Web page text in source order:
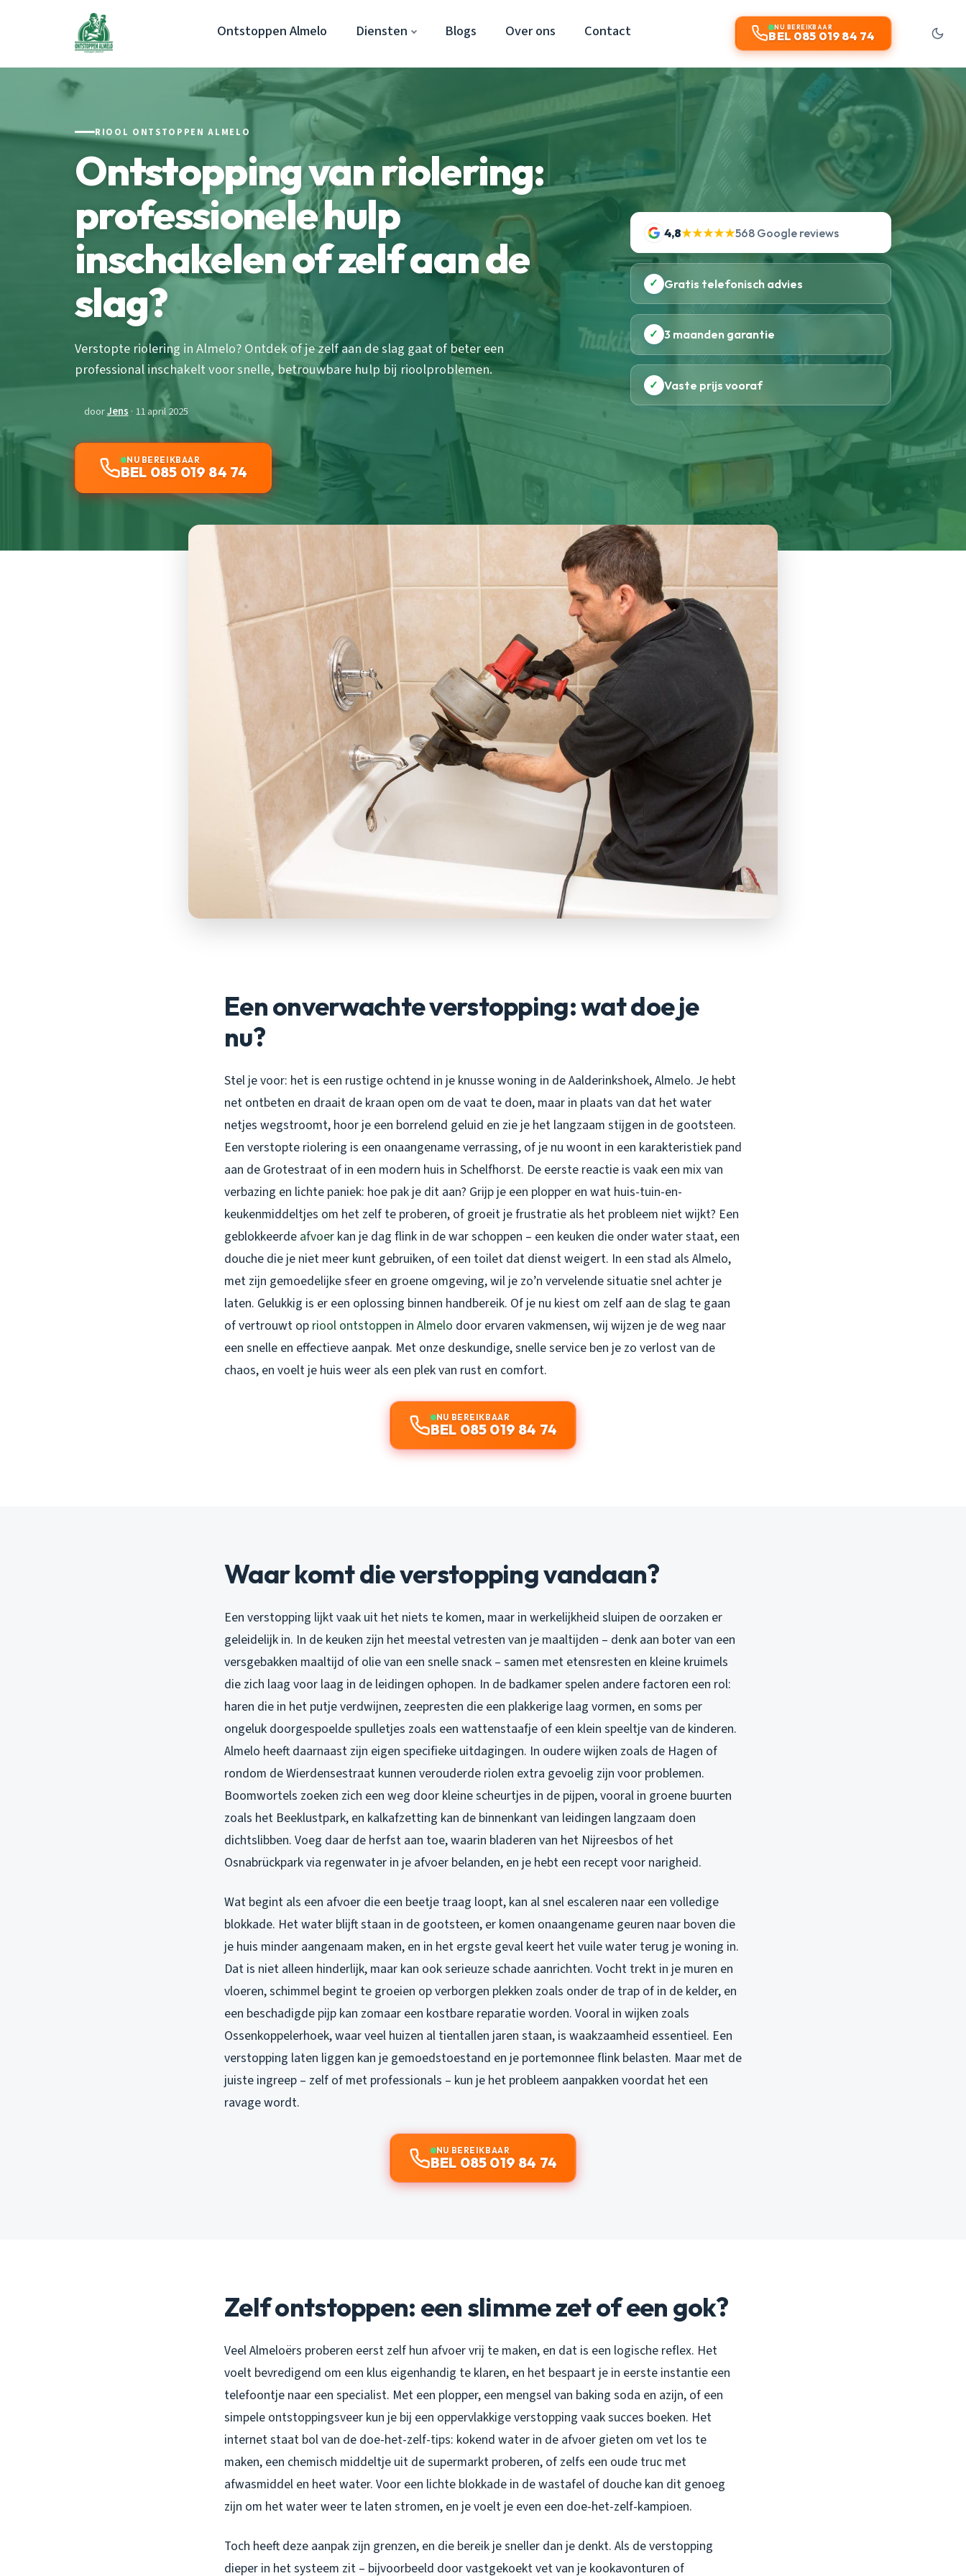
Ontstoppen Almelo Diensten Blogs Over ons Contact NU BEREIKBAAR
BEL 085 019 84 74
RIOOL ONTSTOPPEN ALMELO
Ontstopping van riolering:
professionele hulp
inschakelen of zelf aan de
slag?
Verstopte riolering in Almelo? Ontdek of je zelf aan de slag gaat of beter een
professional inschakelt voor snelle, betrouwbare hulp bij rioolproblemen.
doorJens · 11 april 2025
NU BEREIKBAAR
BEL 085 019 84 74
4,8★★★★★568 Google reviews
✓ Gratis telefonisch advies
✓ 3 maanden garantie
✓ Vaste prijs vooraf
Een onverwachte verstopping: wat doe je
nu?
Stel je voor: het is een rustige ochtend in je knusse woning in de Aalderinkshoek, Almelo. Je hebt
net ontbeten en draait de kraan open om de vaat te doen, maar in plaats van dat het water
netjes wegstroomt, hoor je een borrelend geluid en zie je het langzaam stijgen in de gootsteen.
Een verstopte riolering is een onaangename verrassing, of je nu woont in een karakteristiek pand
aan de Grotestraat of in een modern huis in Schelfhorst. De eerste reactie is vaak een mix van
verbazing en lichte paniek: hoe pak je dit aan? Grijp je een plopper en wat huis-tuin-en-
keukenmiddeltjes om het zelf te proberen, of groeit je frustratie als het probleem niet wijkt? Een
geblokkeerde afvoer kan je dag flink in de war schoppen – een keuken die onder water staat, een
douche die je niet meer kunt gebruiken, of een toilet dat dienst weigert. In een stad als Almelo,
met zijn gemoedelijke sfeer en groene omgeving, wil je zo’n vervelende situatie snel achter je
laten. Gelukkig is er een oplossing binnen handbereik. Of je nu kiest om zelf aan de slag te gaan
of vertrouwt op riool ontstoppen in Almelo door ervaren vakmensen, wij wijzen je de weg naar
een snelle en effectieve aanpak. Met onze deskundige, snelle service ben je zo verlost van de
chaos, en voelt je huis weer als een plek van rust en comfort.
NU BEREIKBAAR
BEL 085 019 84 74
Waar komt die verstopping vandaan?
Een verstopping lijkt vaak uit het niets te komen, maar in werkelijkheid sluipen de oorzaken er
geleidelijk in. In de keuken zijn het meestal vetresten van je maaltijden – denk aan boter van een
versgebakken maaltijd of olie van een snelle snack – samen met etensresten en kleine kruimels
die zich laag voor laag in de leidingen ophopen. In de badkamer spelen andere factoren een rol:
haren die in het putje verdwijnen, zeepresten die een plakkerige laag vormen, en soms per
ongeluk doorgespoelde spulletjes zoals een wattenstaafje of een klein speeltje van de kinderen.
Almelo heeft daarnaast zijn eigen specifieke uitdagingen. In oudere wijken zoals de Hagen of
rondom de Wierdensestraat kunnen verouderde riolen extra gevoelig zijn voor problemen.
Boomwortels zoeken zich een weg door kleine scheurtjes in de pijpen, vooral in groene buurten
zoals het Beeklustpark, en kalkafzetting kan de binnenkant van leidingen langzaam doen
dichtslibben. Voeg daar de herfst aan toe, waarin bladeren van het Nijreesbos of het
Osnabrückpark via regenwater in je afvoer belanden, en je hebt een recept voor narigheid.
Wat begint als een afvoer die een beetje traag loopt, kan al snel escaleren naar een volledige
blokkade. Het water blijft staan in de gootsteen, er komen onaangename geuren naar boven die
je huis minder aangenaam maken, en in het ergste geval keert het vuile water terug je woning in.
Dat is niet alleen hinderlijk, maar kan ook serieuze schade aanrichten. Vocht trekt in je muren en
vloeren, schimmel begint te groeien op verborgen plekken zoals onder de trap of in de kelder, en
een beschadigde pijp kan zomaar een kostbare reparatie worden. Vooral in wijken zoals
Ossenkoppelerhoek, waar veel huizen al tientallen jaren staan, is waakzaamheid essentieel. Een
verstopping laten liggen kan je gemoedstoestand en je portemonnee flink belasten. Maar met de
juiste ingreep – zelf of met professionals – kun je het probleem aanpakken voordat het een
ravage wordt.
NU BEREIKBAAR
BEL 085 019 84 74
Zelf ontstoppen: een slimme zet of een gok?
Veel Almeloërs proberen eerst zelf hun afvoer vrij te maken, en dat is een logische reflex. Het
voelt bevredigend om een klus eigenhandig te klaren, en het bespaart je in eerste instantie een
telefoontje naar een specialist. Met een plopper, een mengsel van baking soda en azijn, of een
simpele ontstoppingsveer kun je bij een oppervlakkige verstopping vaak succes boeken. Het
internet staat bol van de doe-het-zelf-tips: kokend water in de afvoer gieten om vet los te
maken, een chemisch middeltje uit de supermarkt proberen, of zelfs een oude truc met
afwasmiddel en heet water. Voor een lichte blokkade in de wastafel of douche kan dit genoeg
zijn om het water weer te laten stromen, en je voelt je even een doe-het-zelf-kampioen.
Toch heeft deze aanpak zijn grenzen, en die bereik je sneller dan je denkt. Als de verstopping
dieper in het systeem zit – bijvoorbeeld door vastgekoekt vet van je kookavonturen of